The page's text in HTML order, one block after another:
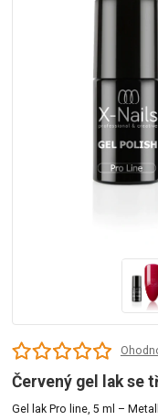
Červený gel lak se
Gel lak Pro line, 5 ml –